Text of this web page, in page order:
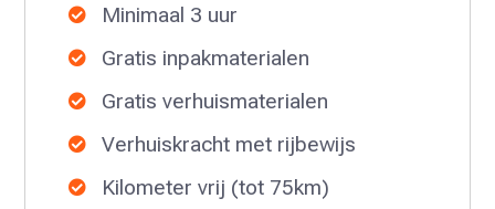
 Minimaal 3 uur
 Gratis inpakmaterialen
 Gratis verhuismaterialen
 Verhuiskracht met rijbewijs
 Kilometer vrij (tot 75km)